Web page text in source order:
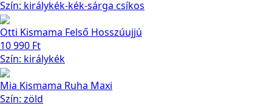
Szín: királykék-kék-sárga csíkos
Otti Kismama Felső Hosszúujjú
10 990 Ft
Szín: királykék
Mia Kismama Ruha Maxi
Szín: zöld